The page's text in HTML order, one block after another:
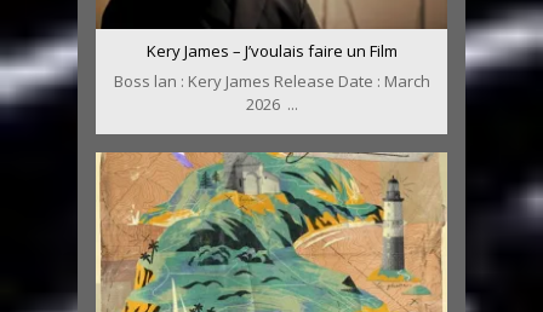
Kery James – J’voulais faire un Film
Boss lan : Kery James Release Date : March
2026 ...